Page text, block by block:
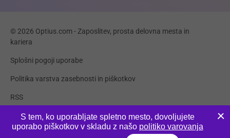
© 2026 Optius.com - Zaposlitev, prosta delovna mesta in
kariera
Splošni pogoji uporabe
Politika varstva zasebnosti in piškotkov
RSS
Piškotki
S tem, ko uporabljate spletno mesto, dovoljujete
uporabo piškotkov v skladu z našo politiko varovanja